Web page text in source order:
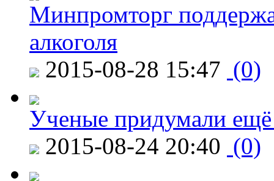
Минпромторг
алкоголя
2015-08-28 15:47 (0)
Ученые придумали ещё
2015-08-24 20:40 (0)